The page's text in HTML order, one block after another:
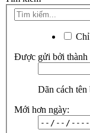
Được gửi bởi thành
Dãn cách tên
Mới hơn ngày: